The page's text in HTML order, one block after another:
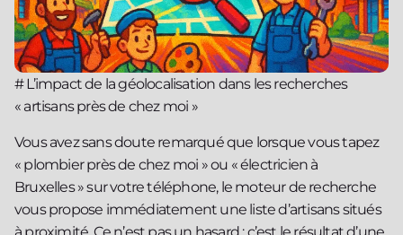
# L’impact de la géolocalisation dans les recherches
« artisans près de chez moi »
Vous avez sans doute remarqué que lorsque vous tapez
« plombier près de chez moi » ou « électricien à
Bruxelles » sur votre téléphone, le moteur de recherche
vous propose immédiatement une liste d’artisans situés
à proximité. Ce n’est pas un hasard : c’est le résultat d’une